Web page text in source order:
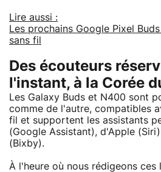
Lire aussi :
Les prochains Google Pixel
sans fil
Des écouteurs
l'instant, à la Corée
Les Galaxy Buds et N400 sont
comme de l'autre, compatibles
fil et supportent les assistants
(Google Assistant), d'Apple
(Bixby).
À l'heure où nous rédigeons ces